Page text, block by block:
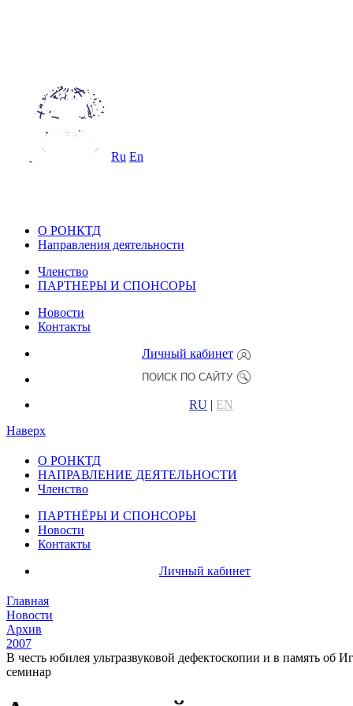
Ru En
О РОНКТД
Направления деятельности
Членство
ПАРТНЕРЫ И СПОНСОРЫ
Новости
Контакты
Личный кабинет
RU | EN
Наверх
О РОНКТД
НАПРАВЛЕНИЕ ДЕЯТЕЛЬНОСТИ
Членство
ПАРТНЁРЫ И СПОНСОРЫ
Новости
Контакты
Личный кабинет
Главная
Новости
Архив
2007
В честь юбилея ультразвуковой дефектоскопии и в память
семинар